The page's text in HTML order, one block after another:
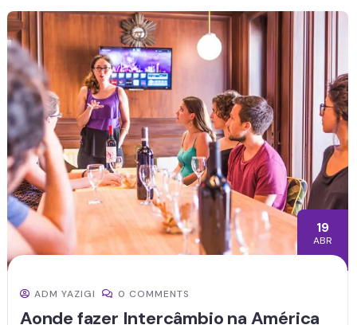
19
ABR
ADM YAZIGI 0 COMMENTS
Aonde fazer Intercâmbio na América